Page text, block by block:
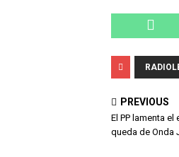
PREVIOUS
El PP lamenta
queda de Onda